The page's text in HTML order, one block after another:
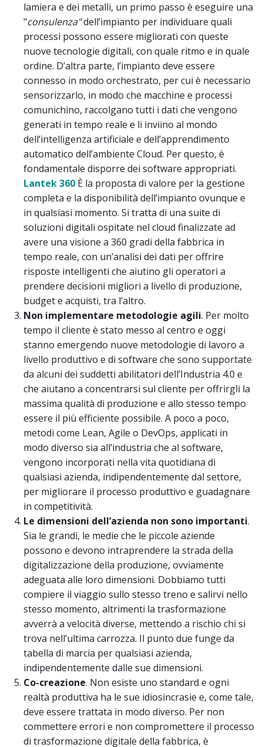
lamiera e dei metalli, un primo passo è eseguire una
"consulenza"dell’impianto per individuare quali
processi possono essere migliorati con queste
nuove tecnologie digitali, con quale ritmo e in quale
ordine. D’altra parte, l’impianto deve essere
connesso in modo orchestrato, per cui è necessario
sensorizzarlo, in modo che macchine e processi
comunichino, raccolgano tutti i dati che vengono
generati in tempo reale e li inviino al mondo
dell’intelligenza artificiale e dell’apprendimento
automatico dell’ambiente Cloud. Per questo, è
fondamentale disporre dei software appropriati.
Lantek 360 È la proposta di valore per la gestione
completa e la disponibilità dell’impianto ovunque e
in qualsiasi momento. Si tratta di una suite di
soluzioni digitali ospitate nel cloud finalizzate ad
avere una visione a 360 gradi della fabbrica in
tempo reale, con un’analisi dei dati per offrire
risposte intelligenti che aiutino gli operatori a
prendere decisioni migliori a livello di produzione,
budget e acquisti, tra l’altro.
Non implementare metodologie agili. Per molto
tempo il cliente è stato messo al centro e oggi
stanno emergendo nuove metodologie di lavoro a
livello produttivo e di software che sono supportate
da alcuni dei suddetti abilitatori dell’Industria 4.0 e
che aiutano a concentrarsi sul cliente per offrirgli la
massima qualità di produzione e allo stesso tempo
essere il più efficiente possibile. A poco a poco,
metodi come Lean, Agile o DevOps, applicati in
modo diverso sia all’industria che al software,
vengono incorporati nella vita quotidiana di
qualsiasi azienda, indipendentemente dal settore,
per migliorare il processo produttivo e guadagnare
in competitività.
Le dimensioni dell’azienda non sono importanti.
Sia le grandi, le medie che le piccole aziende
possono e devono intraprendere la strada della
digitalizzazione della produzione, ovviamente
adeguata alle loro dimensioni. Dobbiamo tutti
compiere il viaggio sullo stesso treno e salirvi nello
stesso momento, altrimenti la trasformazione
avverrà a velocità diverse, mettendo a rischio chi si
trova nell’ultima carrozza. Il punto due funge da
tabella di marcia per qualsiasi azienda,
indipendentemente dalle sue dimensioni.
Co-creazione. Non esiste uno standard e ogni
realtà produttiva ha le sue idiosincrasie e, come tale,
deve essere trattata in modo diverso. Per non
commettere errori e non compromettere il processo
di trasformazione digitale della fabbrica, è